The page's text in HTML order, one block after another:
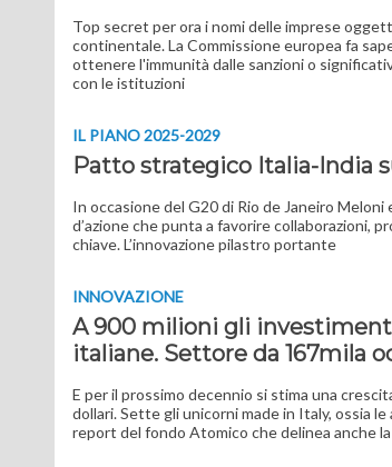
Top secret per ora i nomi delle imprese
continentale. La Commissione europea fa
ottenere l'immunità dalle sanzioni o
con le istituzioni
IL PIANO 2025-2029
Patto strategico Italia-India
In occasione del G20 di Rio de Janeiro
d’azione che punta a favorire collaborazioni,
chiave. L’innovazione pilastro portante
INNOVAZIONE
A 900 milioni gli
italiane. Settore da 167mila
E per il prossimo decennio si stima una
dollari. Sette gli unicorni made in Italy, ossia
report del fondo Atomico che delinea anche la